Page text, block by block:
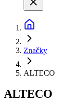
Značky
ALTECO
ALTECO